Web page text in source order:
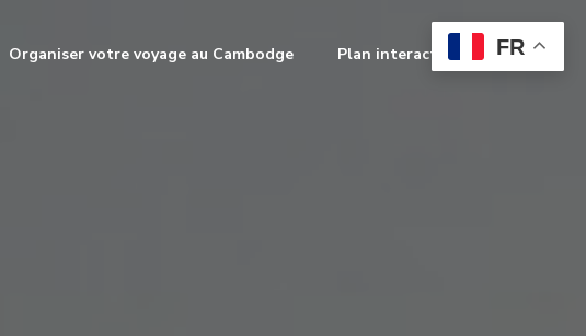
Organiser votre voyage au Cambodge Plan interactif Contact
FR